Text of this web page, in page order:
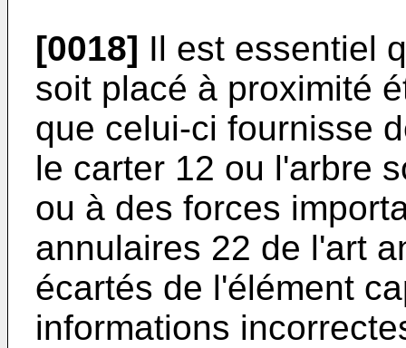
[0018] Il est essentiel
soit placé à proximité
que celui-ci fournisse
le carter 12 ou l'arbre
ou à des forces
annulaires 22 de l'art
écartés de l'élément
informations